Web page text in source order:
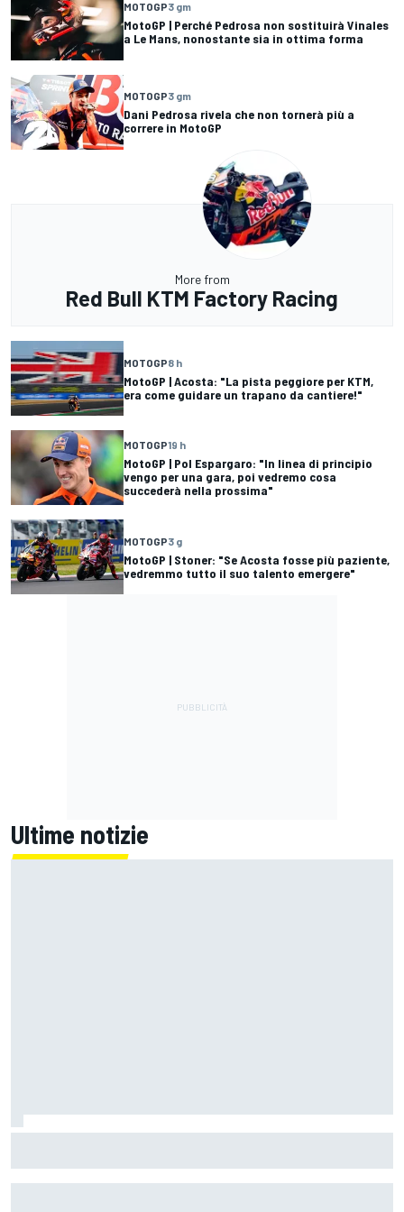
MOTOGP3 gm
MotoGP | Perché Pedrosa non sostituirà Vinales
a Le Mans, nonostante sia in ottima forma
MOTOGP3 gm
Dani Pedrosa rivela che non tornerà più a
correre in MotoGP
More from
Red Bull KTM Factory Racing
MOTOGP8 h
MotoGP | Acosta: "La pista peggiore per KTM,
era come guidare un trapano da cantiere!"
MOTOGP19 h
MotoGP | Pol Espargaro: "In linea di principio
vengo per una gara, poi vedremo cosa
succederà nella prossima"
MOTOGP3 g
MotoGP | Stoner: "Se Acosta fosse più paziente,
vedremmo tutto il suo talento emergere"
Ultime notizie